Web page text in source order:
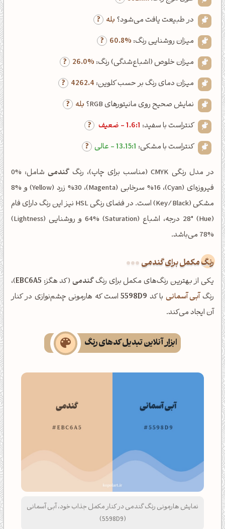
در طبیعت یافت می‌شود؟ بله
میزان روشنایی رنگ: 60.8%
میزان خلوص (اشباع‌شدگی) رنگ: 26.0%
میزان دمای رنگ بر حسب کلوین: 4262.4
نمایش صحیح روی مانیتورهای RGB؟
بله
کنتراست با سفید: 1.6:1 - ضعیف
کنتراست با مشکی: 13.15:1 - عالی
در مدل رنگی CMYK (مناسب برای چاپ)، رنگ گندمی
شامل: %0
فیروزه‌ای (Cyan)، %16 سرخابی (Magenta)، %30 زرد (Yellow) و %8
مشکی (Key/Black) است. در فضای رنگی HSL نیز این رنگ دارای فام
(Hue) 28° درجه، اشباع (Saturation) 64% و روشنایی (Lightness)
78% می‌باشد.
رنگ مکمل برای گندمی
یکی از بهترین رنگ‌های مکمل برای رنگگندمی(کد هگز: EBC6A5)،
رنگ آبی آسمانی با کد 5598D9است که هارمونی چشم‌نوازی در کنار
آن ایجاد می‌کند.
ابزار آنلاین تبدیل کدهای رنگ
نمایش هارمونی رنگ گندمی در کنار مکمل جذاب خود، آبی آسمانی
(5598D9)